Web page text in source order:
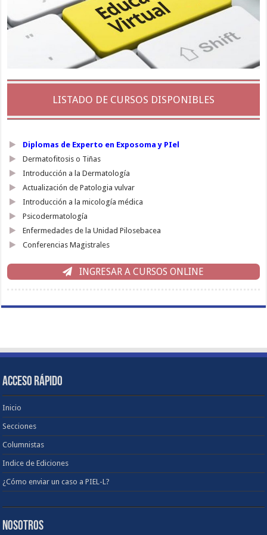
LISTADO DE CURSOS DISPONIBLES
Diplomas de Experto en Exposoma y PIel
Dermatofitosis o Tiñas
Introducción a la Dermatología
Actualización de Patologia vulvar
Introducción a la micología médica
Psicodermatología
Enfermedades de la Unidad Pilosebacea
Conferencias Magistrales
INGRESAR A CURSOS ONLINE
ACCESO RÁPIDO
Inicio
Secciones
Columnistas
Indice de Ediciones
¿Cómo enviar un caso a PIEL-L?
NOSOTROS